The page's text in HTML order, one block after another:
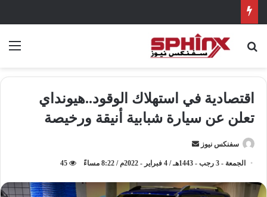
بحث عن
اقتصادية في استهلاك الوقود..هيونداي
تعلن عن سيارة شبابية أنيقة ورخيصة
سفنكس نيوز
ل
الجمعة - 3 رجب - 1443هـ / 4 فبراير - 2022م / 8:22 مساءً 45